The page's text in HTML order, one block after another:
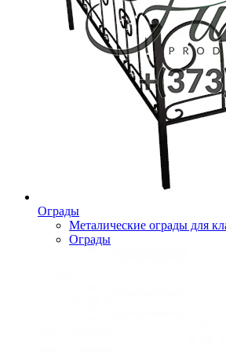
Ограды
Металические ограды для
Ограды